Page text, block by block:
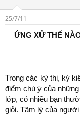
d
s
t
a
r
i
25/7/11
ỨNG XỬ THẾ
Trong các kỳ thi, kỳ
điểm chú ý của
lớp, có nhiều bạn
giỏi. Tâm lý của